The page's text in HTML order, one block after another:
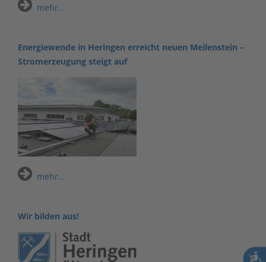
mehr...
Energiewende in Heringen erreicht neuen Meilenstein –
Stromerzeugung steigt auf
mehr...
Wir bilden aus!